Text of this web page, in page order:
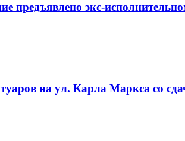
предъявлено экс-
на ул. Карла Маркса со